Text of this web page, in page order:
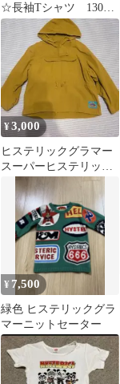
☆長袖Tシャツ 130サ
イズ 男の子 女の
子 キッズ
¥3,000
ヒステリックグラマー
スーパーヒステリック
子供服
¥ 7,500
緑色 ヒステリックグラ
マーニットセーター